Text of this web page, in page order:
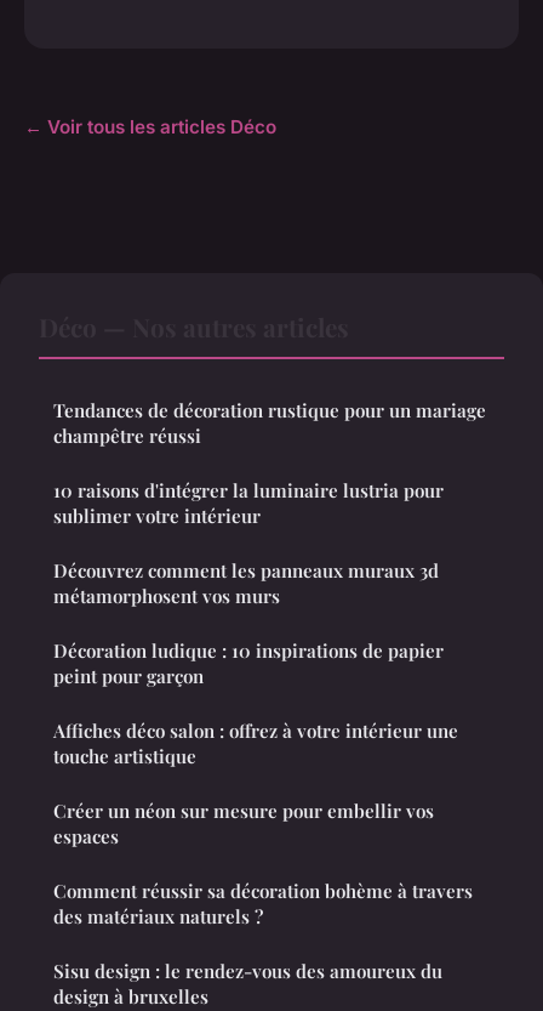
← Voir tous les articles Déco
Tendances de décoration rustique pour un mariage
champêtre réussi
10 raisons d'intégrer la luminaire lustria pour
sublimer votre intérieur
Découvrez comment les panneaux muraux 3d
métamorphosent vos murs
Décoration ludique : 10 inspirations de papier
peint pour garçon
Affiches déco salon : offrez à votre intérieur une
touche artistique
Créer un néon sur mesure pour embellir vos
espaces
Comment réussir sa décoration bohème à travers
des matériaux naturels ?
Sisu design : le rendez-vous des amoureux du
design à bruxelles